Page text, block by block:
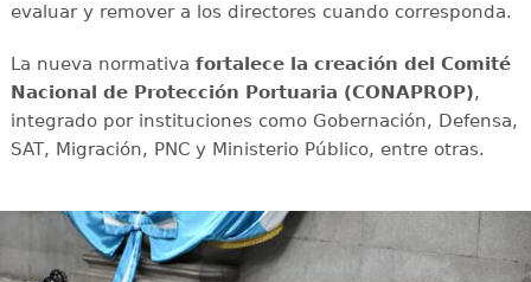
evaluar y remover a los directores cuando corresponda.
La nueva normativa fortalece la creación del Comité
Nacional de Protección Portuaria (CONAPROP),
integrado por instituciones como Gobernación, Defensa,
SAT, Migración, PNC y Ministerio Público, entre otras.